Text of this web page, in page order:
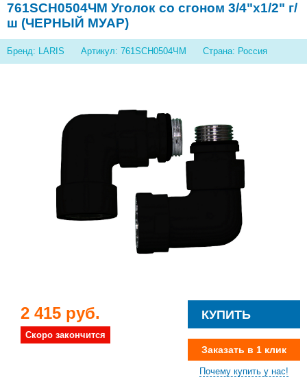
761SCH0504ЧМ Уголок со сгоном 3/4"х1/2" г/
ш (ЧЕРНЫЙ МУАР)
Бренд: LARIS Артикул: 761SCH0504ЧМ Страна: Россия
2 415 руб.
Скоро закончится
КУПИТЬ
Заказать в 1 клик
Почему купить у нас!